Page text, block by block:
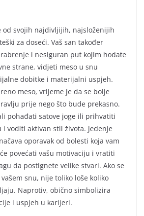
od svojih najdivljijih, najsloženijih
za doseći. Vaš san također
i nesiguran put kojim hodate
strane, vidjeti meso u snu
dobitke i materijalni uspjeh.
meso, vrijeme je da se bolje
prije nego što bude prekasno.
pohađati satove joge ili prihvatiti
voditi aktivan stil života. Jedenje
oporavak od bolesti koja vam
povećati vašu motivaciju i vratiti
da postignete velike stvari. Ako se
snu, nije toliko loše koliko
Naprotiv, obično simbolizira
i uspjeh u karijeri.